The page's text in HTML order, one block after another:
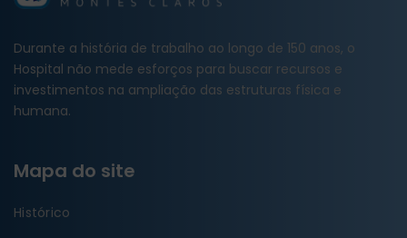
Durante a história de trabalho ao longo de 150 anos, o
Hospital não mede esforços para buscar recursos e
investimentos na ampliação das estruturas física e
humana.
Mapa do site
Histórico